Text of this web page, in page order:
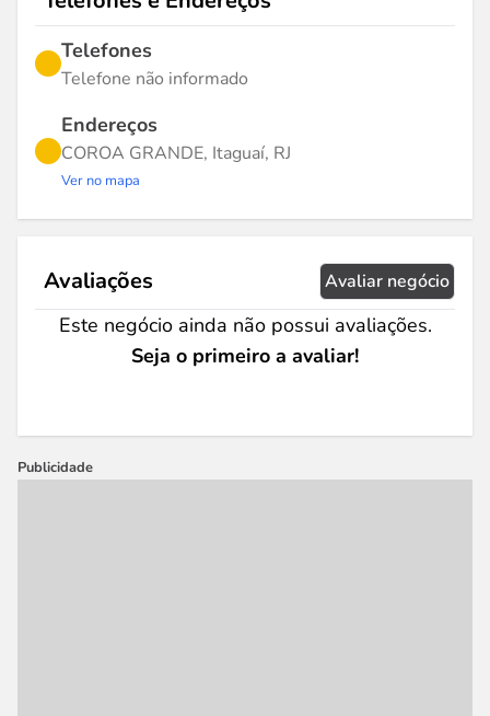
Telefones
Telefone não informado
Endereços
COROA GRANDE, Itaguaí, RJ
Ver no mapa
Avaliações Avaliar negócio
Este negócio ainda não possui avaliações.
Seja o primeiro a avaliar!
Publicidade